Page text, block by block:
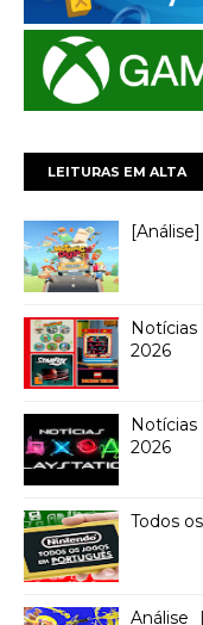
LEITURAS EM ALTA
Notícias
2026
2026
Todos
Análise